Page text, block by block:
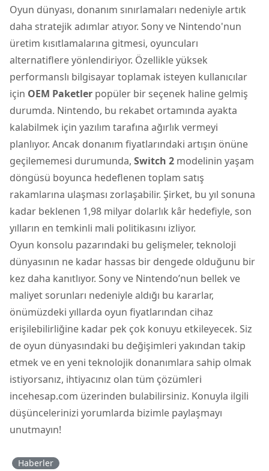
Oyun dünyası, donanım sınırlamaları nedeniyle artık
daha stratejik adımlar atıyor. Sony ve Nintendo'nun
üretim kısıtlamalarına gitmesi, oyuncuları
alternatiflere yönlendiriyor. Özellikle yüksek
performanslı bilgisayar toplamak isteyen kullanıcılar
için OEM Paketler popüler bir seçenek haline gelmiş
durumda. Nintendo, bu rekabet ortamında ayakta
kalabilmek için yazılım tarafına ağırlık vermeyi
planlıyor. Ancak donanım fiyatlarındaki artışın önüne
geçilememesi durumunda, Switch 2 modelinin yaşam
döngüsü boyunca hedeflenen toplam satış
rakamlarına ulaşması zorlaşabilir. Şirket, bu yıl sonuna
kadar beklenen 1,98 milyar dolarlık kâr hedefiyle, son
yılların en temkinli mali politikasını izliyor.
Oyun konsolu pazarındaki bu gelişmeler, teknoloji
dünyasının ne kadar hassas bir dengede olduğunu bir
kez daha kanıtlıyor. Sony ve Nintendo’nun bellek ve
maliyet sorunları nedeniyle aldığı bu kararlar,
önümüzdeki yıllarda oyun fiyatlarından cihaz
erişilebilirliğine kadar pek çok konuyu etkileyecek. Siz
de oyun dünyasındaki bu değişimleri yakından takip
etmek ve en yeni teknolojik donanımlara sahip olmak
istiyorsanız, ihtiyacınız olan tüm çözümleri
incehesap.com üzerinden bulabilirsiniz. Konuyla ilgili
düşüncelerinizi yorumlarda bizimle paylaşmayı
unutmayın!
Haberler